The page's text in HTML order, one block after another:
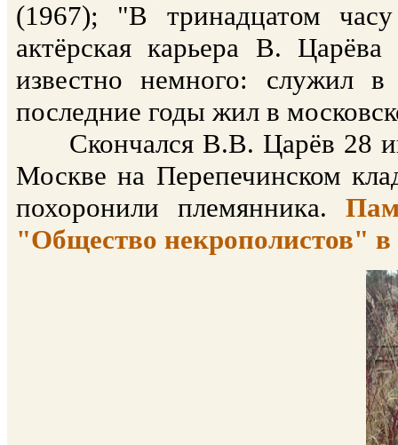
(1967); "В тринадцатом
актёрская карьера В.
известно немного: служил в
последние годы жил в
Скончался В.В. Царёв 28
Москве на Перепечинском
похоронили племянника.
"Общество некрополистов" в